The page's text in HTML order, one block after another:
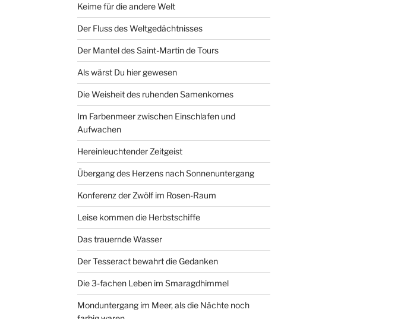
Keime für die andere Welt
Der Fluss des Weltgedächtnisses
Der Mantel des Saint-Martin de Tours
Als wärst Du hier gewesen
Die Weisheit des ruhenden Samenkornes
Im Farbenmeer zwischen Einschlafen und
Aufwachen
Hereinleuchtender Zeitgeist
Übergang des Herzens nach Sonnenuntergang
Konferenz der Zwölf im Rosen-Raum
Leise kommen die Herbstschiffe
Das trauernde Wasser
Der Tesseract bewahrt die Gedanken
Die 3-fachen Leben im Smaragdhimmel
Monduntergang im Meer, als die Nächte noch